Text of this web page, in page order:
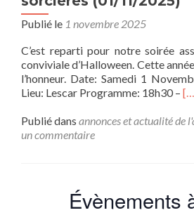
Publié le 1 novembre 2025
C’est reparti pour notre soirée
conviviale d’Halloween. Cette
l’honneur. Date: Samedi 1
Lieu: Lescar Programme: 18h30 – En
Publié dans annonces et actualité de
un commentaire
Évènements